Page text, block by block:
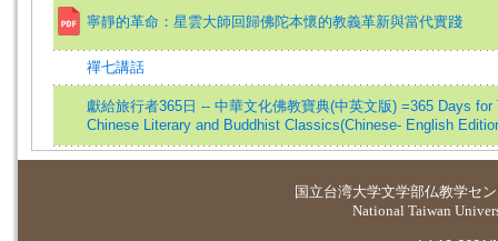
寧靜的革命：星雲大師回歸佛陀本懷的教義革新與當代實踐
禪七講話
獻給旅行者365日 -- 中華文化佛教寶典(中英文版) =365 Days
Chinese Literary and Buddhist Classics(Chinese- English
国立台湾大学文学部仏教学セ
National Taiwan